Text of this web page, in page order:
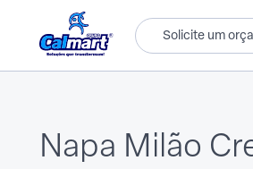
Solicite um
Napa Milão